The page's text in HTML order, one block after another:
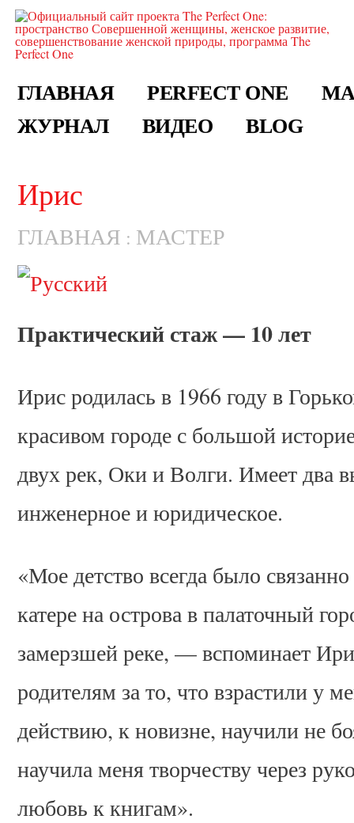
ГЛАВНАЯ PERFECT ONE
ЖУРНАЛ
ВИДЕО BLOG
Ирис
ГЛАВНАЯ : МАСТЕР
Практический стаж — 10 лет
Ирис родилась в 1966 году в
красивом городе с большой
двух рек, Оки и Волги. Имеет два
инженерное и юридическое.
«Мое детство всегда было
катере на острова в палаточный
замерзшей реке, — вспоминает
родителям за то, что взрастили у
действию, к новизне, научили не
научила меня творчеству через
любовь к книгам».